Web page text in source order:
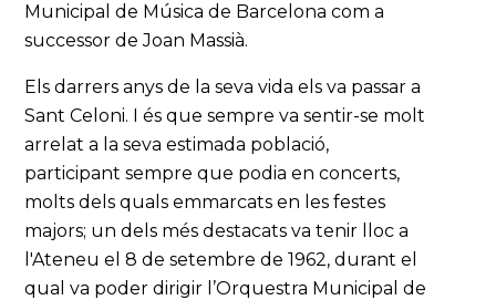
Municipal de Música de Barcelona com a
successor de Joan Massià.
Els darrers anys de la seva vida els va passar a
Sant Celoni. I és que sempre va sentir-se molt
arrelat a la seva estimada població,
participant sempre que podia en concerts,
molts dels quals emmarcats en les festes
majors; un dels més destacats va tenir lloc a
l'Ateneu el 8 de setembre de 1962, durant el
qual va poder dirigir l’Orquestra Municipal de